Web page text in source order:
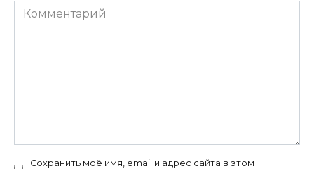
Комментарий
Сохранить моё имя, email и адрес сайта в этом